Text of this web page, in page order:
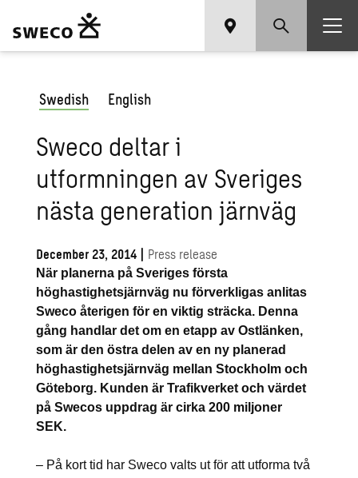
Swedish English
Sweco deltar i
utformningen av Sveriges
nästa generation järnväg
December 23, 2014 | Press release
När planerna på Sveriges första
höghastighetsjärnväg nu förverkligas anlitas
Sweco återigen för en viktig sträcka. Denna
gång handlar det om en etapp av Ostlänken,
som är den östra delen av en ny planerad
höghastighetsjärnväg mellan Stockholm och
Göteborg. Kunden är Trafikverket och värdet
på Swecos uppdrag är cirka 200 miljoner
SEK.
– På kort tid har Sweco valts ut för att utforma två